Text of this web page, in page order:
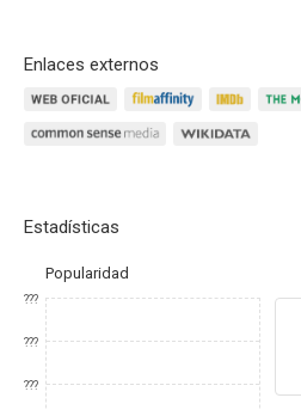
Enlaces externos
Estadísticas
Popularidad
???
???
???